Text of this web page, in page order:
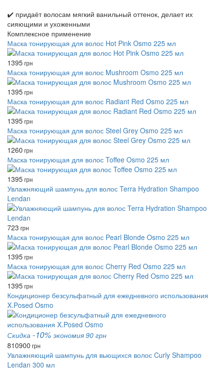
✔️ придаёт волосам мягкий ванильный оттенок, делает их
сияющими и ухоженными
Комплексное применение
Маска тонирующая для волос Hot Pink Osmo 225 мл
1395грн
Маска тонирующая для волос Mushroom Osmo 225 мл
1395грн
Маска тонирующая для волос Radiant Red Osmo 225 мл
1395грн
Маска тонирующая для волос Steel Grey Osmo 225 мл
1260 грн
Маска тонирующая для волос Toffee Osmo 225 мл
1395грн
Увлажняющий шампунь для волос Terra Hydration Shampoo
Lendan
723 грн
Маска тонирующая для волос Pearl Blonde Osmo 225 мл
1395грн
Маска тонирующая для волос Cherry Red Osmo 225 мл
1395грн
Кондиционер безсульфатный для ежедневного использования
X.Posed Osmo
Скидка -10% экономия 90 грн
810900 грн
Увлажняющий шампунь для вьющихся волос Curly Shampoo
Lendan 300 мл